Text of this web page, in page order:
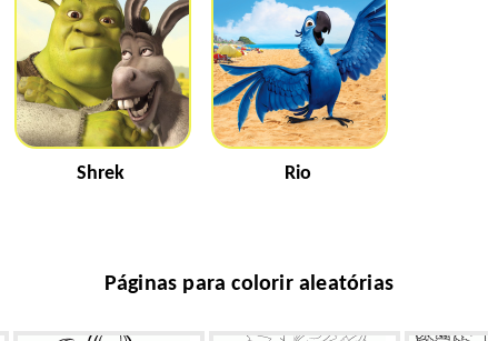
Shrek Rio
Páginas para colorir aleatórias